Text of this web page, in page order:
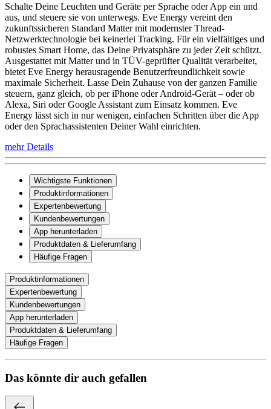
Schalte Deine Leuchten und Geräte per Sprache oder App ein und
aus, und steuere sie von unterwegs. Eve Energy vereint den
zukunftssicheren Standard Matter mit modernster Thread-
Netzwerktechnologie bei keinerlei Tracking. Für ein vielfältiges und
robustes Smart Home, das Deine Privatsphäre zu jeder Zeit schützt.
Ausgestattet mit Matter und in TÜV-geprüfter Qualität verarbeitet,
bietet Eve Energy herausragende Benutzerfreundlichkeit sowie
maximale Sicherheit. Lasse Dein Zuhause von der ganzen Familie
steuern, ganz gleich, ob per iPhone oder Android-Gerät – oder ob
Alexa, Siri oder Google Assistant zum Einsatz kommen. Eve
Energy lässt sich in nur wenigen, einfachen Schritten über die App
oder den Sprachassistenten Deiner Wahl einrichten.
mehr Details
Wichtigste Funktionen
Produktinformationen
Expertenbewertung
Kundenbewertungen
App herunterladen
Produktdaten & Lieferumfang
Häufige Fragen
Produktinformationen
Expertenbewertung
Kundenbewertungen
App herunterladen
Produktdaten & Lieferumfang
Häufige Fragen
Das könnte dir auch gefallen